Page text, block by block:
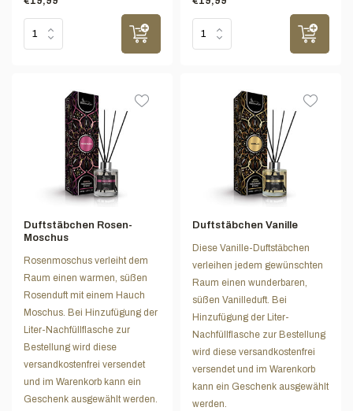
Duftstäbchen Rosen-
Moschus
Rosenmoschus verleiht dem
Raum einen warmen, süßen
Rosenduft mit einem Hauch
Moschus. Bei Hinzufügung der
Liter-Nachfüllflasche zur
Bestellung wird diese
versandkostenfrei versendet
und im Warenkorb kann ein
Geschenk ausgewählt werden.
Duftstäbchen Vanille
Diese Vanille-Duftstäbchen
verleihen jedem gewünschten
Raum einen wunderbaren,
süßen Vanilleduft. Bei
Hinzufügung der Liter-
Nachfüllflasche zur Bestellung
wird diese versandkostenfrei
versendet und im Warenkorb
kann ein Geschenk ausgewählt
werden.